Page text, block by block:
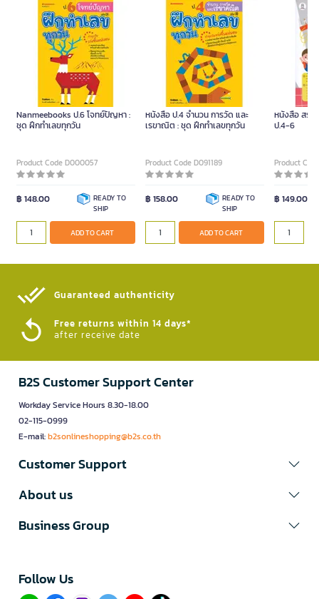
Nanmeebooks ป.6 โจทย์ปัญหา :
ชุด ฝึกทำเลขทุกวัน
Product Code D000057
฿ 148.00
READY TO
SHIP
ADD TO CART
หนังสือ ป.4 จำนวน การวัด และ
เรขาณิต : ชุด ฝึกทำเลขทุกวัน
Product Code D091189
฿ 158.00
READY TO
SHIP
ADD TO CART
หนังสือ สรุป
ป.4-6
Product
฿ 149.00
Guaranteed authenticity​
Free returns within 14 days*
after receive date
B2S Customer Support Center
Workday Service Hours 8.30-18.00
02-115-0999
E-mail:b2sonlineshopping@b2s.co.th
Customer Support
About us
Business Group
Follow Us​